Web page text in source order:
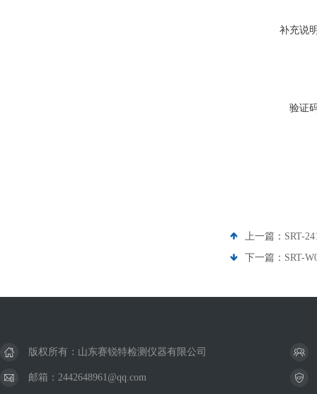
补充说
验证
上一篇： SRT-
下一篇： SRT-
版权所有：山东赛锐特检测仪器有限公司
邮箱：2442648961@qq.com